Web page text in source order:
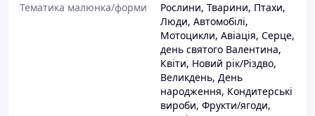
Тематика малюнка/форми
Рослини, Тварини, Птахи,
Люди, Автомобілі,
Мотоцикли, Авіація, Серце,
день святого Валентина,
Квіти, Новий рік/Різдво,
Великдень, День
народження, Кондитерські
вироби, Фрукти/ягоди,